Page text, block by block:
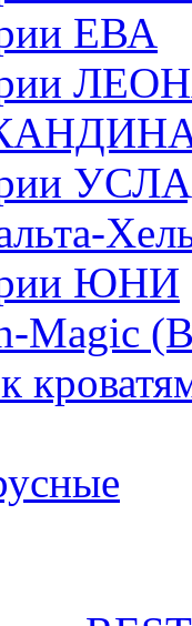
ЕВА
ЮНИ
Magic